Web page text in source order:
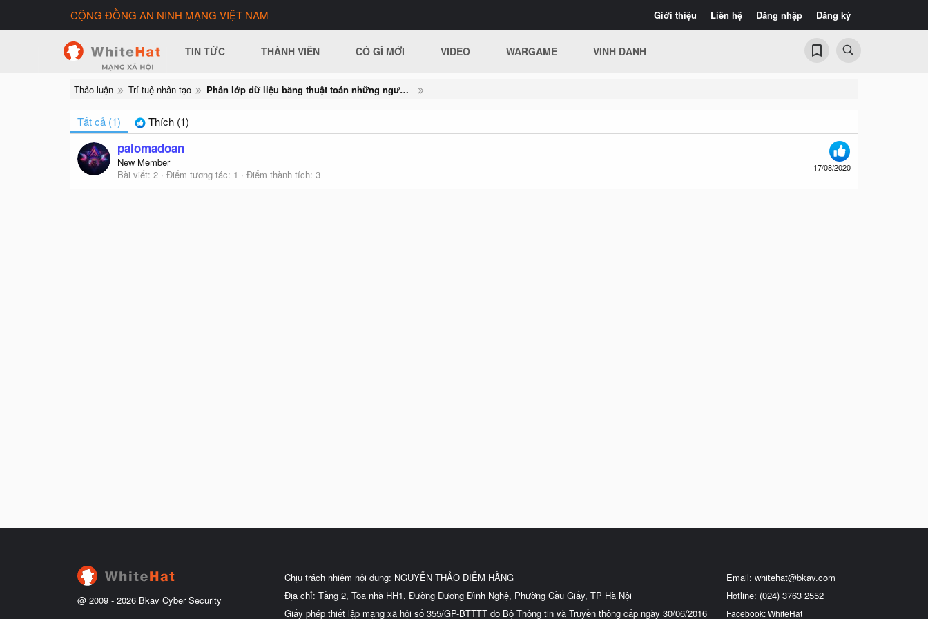
Giới thiệu Liên hệ Đăng nhập Đăng ký
CỘNG ĐỒNG AN NINH MẠNG VIỆT NAM
TIN TỨC THÀNH VIÊN CÓ GÌ MỚI VIDEO WARGAME VINH DANH
Thảo luận Trí tuệ nhân tạo Phân lớp dữ liệu bằng thuật toán những người láng giềng gần nhất (K-Nearest Neighbors)
Tất cả (1) Thích (1)
17/08/2020
palomadoan
New Member
Bài viết 2 Điểm tương tác 1 Điểm thành tích 3
@ 2009 - 2026 Bkav Cyber Security
Chịu trách nhiệm nội dung: NGUYỄN THẢO DIỄM HẰNG
Địa chỉ: Tầng 2, Tòa nhà HH1, Đường Dương Đình Nghệ, Phường Cầu Giấy, TP Hà Nội
Giấy phép thiết lập mạng xã hội số 355/GP-BTTTT do Bộ Thông tin và Truyền thông cấp ngày 30/06/2016
Email: whitehat@bkav.com
Hotline: (024) 3763 2552
Facebook: WhiteHat